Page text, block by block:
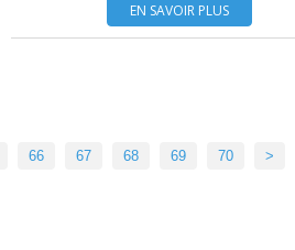
EN SAVOIR PLUS
66 67 68 69 70 80
90
100
>